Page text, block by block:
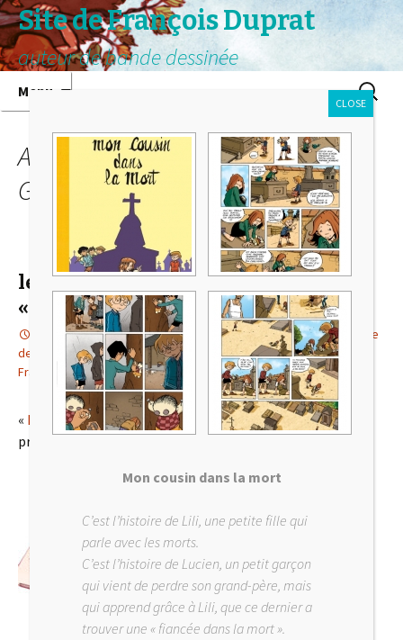
Site de François Duprat
auteur de bande dessinée
Menu
Archives du mot-clé Eric
Giacometti
le « mediator dans la presse, et la BD
« Eiffel » en kiosque !
14 février 2023 Actualité Le petit Leonard,Mediator
revue
de presse
BD,Ceka,Eric Giacometti,Gustave Eiffel,Irène
Frachon
,Mediator,Muge QI, Paul Bona François
« Mediator, un crime chimiquement pur « , bénéficie d’une
presse de folie!!
Mon cousin dans la mort
C’est l’histoire de Lili, une petite fille qui
parle avec les morts.
C’est l’histoire de Lucien, un petit garçon
qui vient de perdre son grand-père, mais
qui apprend grâce à Lili, que ce dernier a
trouver une « fiancée dans la mort ».
CLOSE